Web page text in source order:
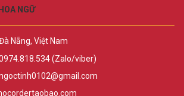
NGỮ
Nẵng, Việt Nam
(Zalo/viber)